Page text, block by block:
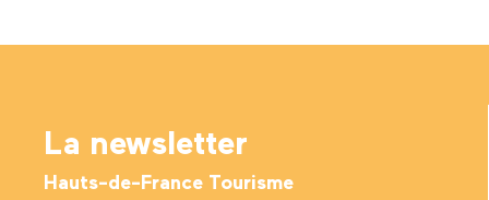
La newsletter
Hauts-de-France Tourisme